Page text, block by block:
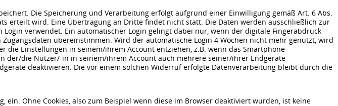
Die Speicherung und Verarbeitung erfolgt aufgrund einer Einwilligung gemäß Art. 6 Abs.
erteilt wird. Eine Übertragung an Dritte findet nicht statt. Die Daten werden ausschließlich zur
verwendet. Ein automatischer Login gelingt dabei nur, wenn der digitale Fingerabdruck
übereinstimmen. Wird der automatische Login 4 Wochen nicht mehr genutzt, wird
Einstellungen in seinem/ihrem Account entziehen, z.B. wenn das Smartphone
der/die Nutzer/-in in seinem/ihrem Account auch mehrere seiner/ihrer Endgeräte
deaktivieren. Die vor einem solchen Widerruf erfolgte Datenverarbeitung bleibt durch die
Ohne Cookies, also zum Beispiel wenn diese im Browser deaktiviert wurden, ist keine